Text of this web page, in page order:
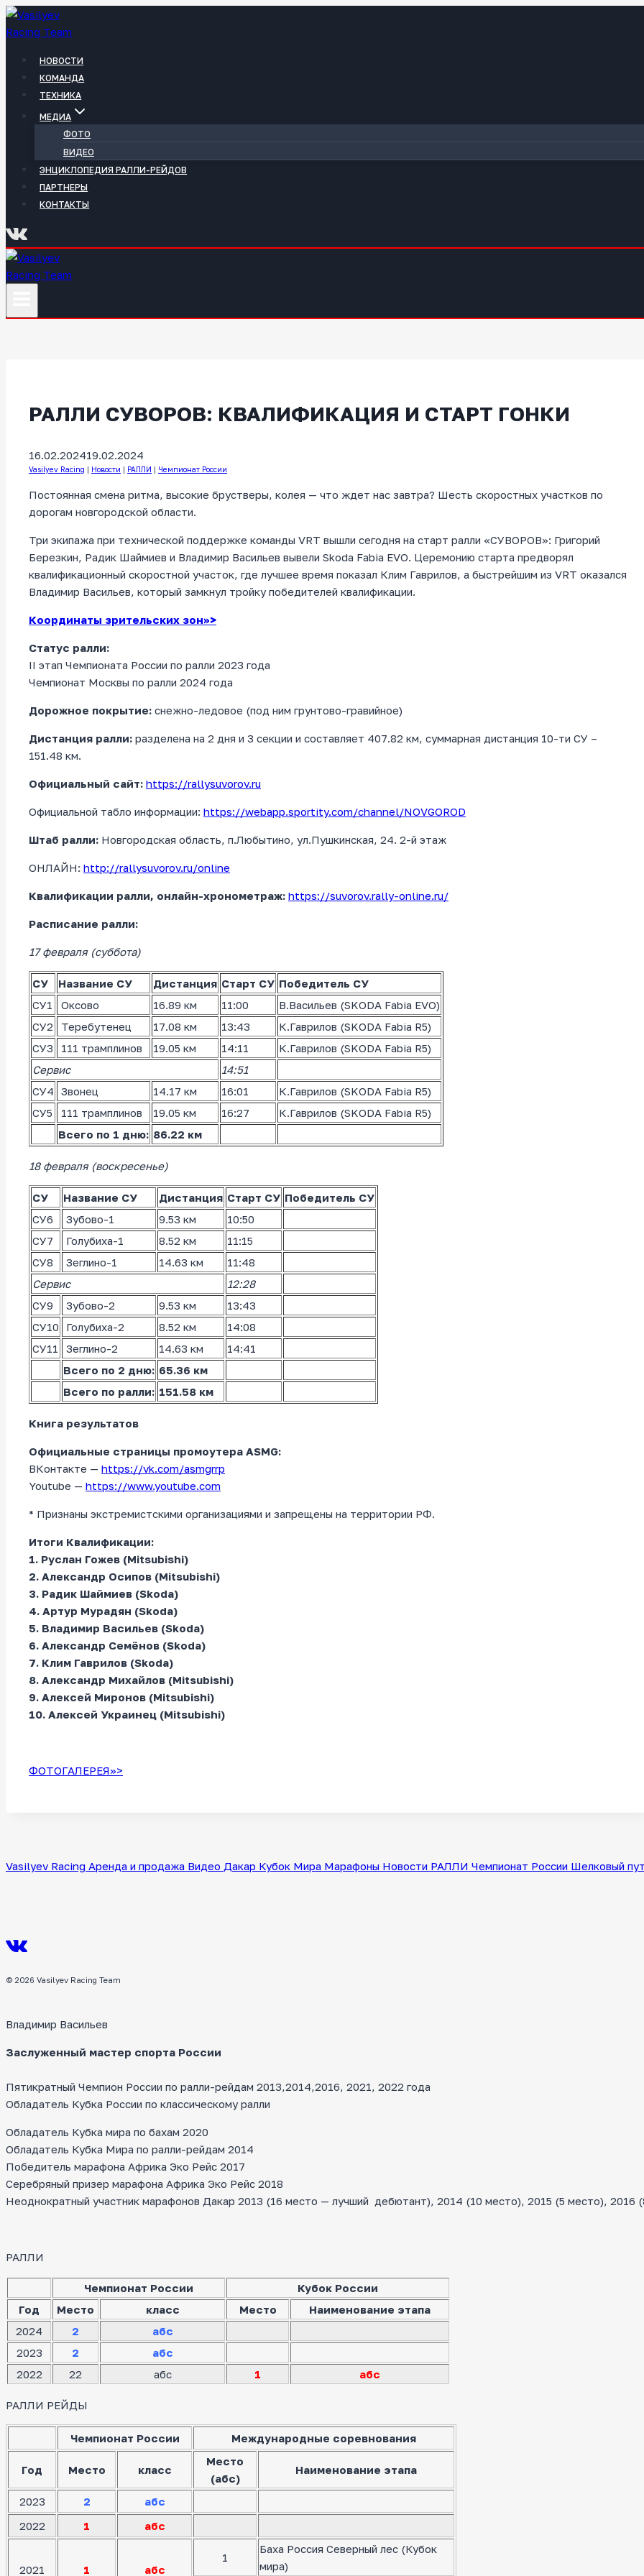
Перейти
к
НОВОСТИ
КОМАНДА
ТЕХНИКА
МЕДИА
ФОТО
ВИДЕО
ЭНЦИКЛОПЕДИЯ РАЛЛИ-РЕЙДОВ
ПАРТНЕРЫ
КОНТАКТЫ
РАЛЛИ СУВОРОВ: КВАЛИФИКАЦИЯ И СТАРТ ГОНКИ
16.02.202419.02.2024
Vasilyev Racing | Новости | РАЛЛИ | Чемпионат России
Постоянная смена ритма, высокие брустверы, колея — что ждет нас завтра? Шесть скоростных участков по
дорогам новгородской области.
Три экипажа при технической поддержке команды VRT вышли сегодня на старт ралли «СУВОРОВ»: Григорий
Березкин, Радик Шаймиев и Владимир Васильев вывели Skoda Fabia EVO. Церемонию старта предворял
квалификационный скоростной участок, где лучшее время показал Клим Гаврилов, а быстрейшим из VRT оказался
Владимир Васильев, который замкнул тройку победителей квалификации.
Координаты зрительских зон>>>
Статус ралли:
II этап Чемпионата России по ралли 2023 года
Чемпионат Москвы по ралли 2024 года
Дорожное покрытие: снежно-ледовое (под ним грунтово-гравийное)
Дистанция ралли: разделена на 2 дня и 3 секции и составляет 407.82 км, суммарная дистанция 10-ти СУ –
151.48 км.
Официальный сайт: https://rallysuvorov.ru
Официальной табло информации: https://webapp.sportity.com/channel/NOVGOROD
Штаб ралли: Новгородская область, п.Любытино, ул.Пушкинская, 24. 2-й этаж
ОНЛАЙН: http://rallysuvorov.ru/online
Квалификации ралли, онлайн-хронометраж: https://suvorov.rally-online.ru/
Расписание ралли:
17 февраля (суббота)
СУ Название СУ Дистанция Старт СУ Победитель СУ
СУ1
Оксово 16.89 км 11:00
В.Васильев (SKODA Fabia EVO)
СУ2
Теребутенец 17.08 км 13:43
К.Гаврилов (SKODA Fabia R5)
СУ3
111 трамплинов 19.05 км 14:11
К.Гаврилов (SKODA Fabia R5)
Сервис
14:51
СУ4
Звонец 14.17 км 16:01
К.Гаврилов (SKODA Fabia R5)
СУ5
111 трамплинов 19.05 км 16:27
К.Гаврилов (SKODA Fabia R5)
Всего по 1 дню: 86.22 км
18 февраля (воскресенье)
СУ Название СУ Дистанция Старт СУ Победитель СУ
СУ6
Зубово-1 9.53 км
10:50
СУ7
Голубиха-1 8.52 км
11:15
СУ8
Зеглино-1 14.63 км
11:48
Сервис
12:28
СУ9
Зубово-2 9.53 км
13:43
СУ10
Голубиха-2 8.52 км
14:08
СУ11
Зеглино-2 14.63 км
14:41
Всего по 2 дню: 65.36 км
Всего по ралли: 151.58 км
Книга результатов
Официальные страницы промоутера ASMG:
ВКонтакте — https://vk.com/asmgrrp
Youtube — https://www.youtube.com
* Признаны экстремистскими организациями и запрещены на территории РФ.
Итоги Квалификации:
1. Руслан Гожев (Mitsubishi)
2. Александр Осипов (Mitsubishi)
3. Радик Шаймиев (Skoda)
4. Артур Мурадян (Skoda)
5. Владимир Васильев (Skoda)
6. Александр Семёнов (Skoda)
7. Клим Гаврилов (Skoda)
8. Александр Михайлов (Mitsubishi)
9. Алексей Миронов (Mitsubishi)
10. Алексей Украинец (Mitsubishi)
ФОТОГАЛЕРЕЯ>>>
Vasilyev Racing Аренда и продажа Видео Дакар Кубок Мира Марафоны Новости РАЛЛИ Чемпионат России Шелковый
© 2026 Vasilyev Racing Team
Владимир Васильев
Заслуженный мастер спорта России
Пятикратный Чемпион России по ралли-рейдам 2013,2014,2016, 2021, 2022 года
Обладатель Кубка России по классическому ралли
Обладатель Кубка мира по бахам 2020
Обладатель Кубка Мира по ралли-рейдам 2014
Победитель марафона Африка Эко Рейс 2017
Серебряный призер марафона Африка Эко Рейс 2018
Неоднократный участник марафонов Дакар 2013 (16 место — лучший дебютант), 2014 (10 место), 2015 (5 место), 2016
РАЛЛИ
Чемпионат России
Кубок России
Год
Место класс Место
Наименование этапа
2024
2
абс
2023
2
абс
2022
22 абс 1 абс
РАЛЛИ РЕЙДЫ
Чемпионат России Международные соревнования
Год Место класс
Место
(абс)
Наименование этапа
2023 2
абс
2022
1 абс
2021 1 абс
1
Баха Россия Северный лес (Кубок
мира)